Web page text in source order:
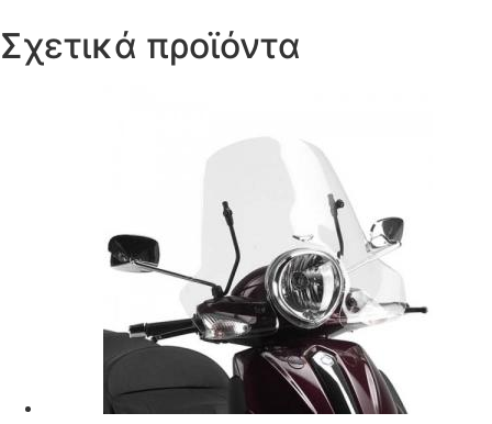
Σχετικά προϊόντα